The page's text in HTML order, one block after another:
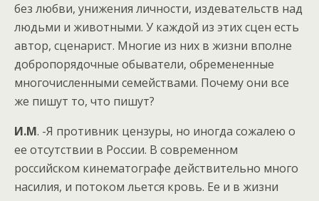
без любви, унижения личности, издевательств над
людьми и животными. У каждой из этих сцен есть
автор, сценарист. Многие из них в жизни вполне
добропорядочные обыватели, обремененные
многочисленными семействами. Почему они все
же пишут то, что пишут?
И.М. -Я противник цензуры, но иногда сожалею о
ее отсутствии в России. В современном
российском кинематографе действительно много
насилия, и потоком льется кровь. Ее и в жизни